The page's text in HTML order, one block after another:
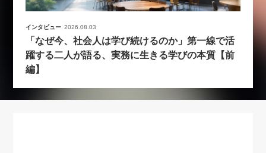
インタビュー 2026.08.03
「なぜ今、社会人は学び続けるのか」第一線で活
躍する二人が語る、実務に生きる学びの本質【前
編】